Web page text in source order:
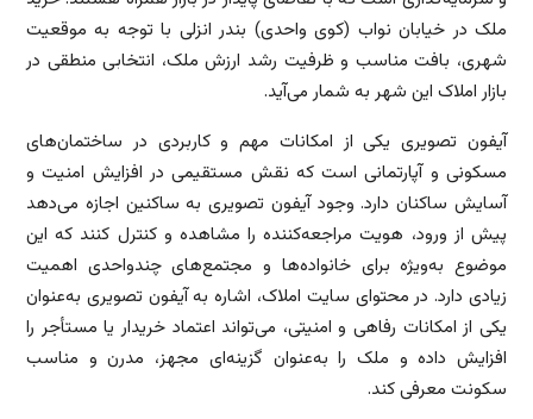
ملک در خیابان نواب (کوی واحدی) بندر انزلی با توجه به موقعیت
شهری، بافت مناسب و ظرفیت رشد ارزش ملک، انتخابی منطقی در
بازار املاک این شهر به شمار می‌آید.
آیفون تصویری یکی از امکانات مهم و کاربردی در ساختمان‌های
مسکونی و آپارتمانی است که نقش مستقیمی در افزایش امنیت و
آسایش ساکنان دارد. وجود آیفون تصویری به ساکنین اجازه می‌دهد
پیش از ورود، هویت مراجعه‌کننده را مشاهده و کنترل کنند که این
موضوع به‌ویژه برای خانواده‌ها و مجتمع‌های چندواحدی اهمیت
زیادی دارد. در محتوای سایت املاک، اشاره به آیفون تصویری به‌عنوان
یکی از امکانات رفاهی و امنیتی، می‌تواند اعتماد خریدار یا مستأجر را
افزایش داده و ملک را به‌عنوان گزینه‌ای مجهز، مدرن و مناسب
سکونت معرفی کند.